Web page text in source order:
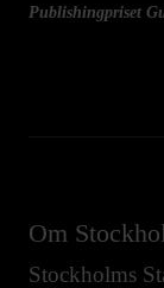
Publishingpriset
Om
Stockholms